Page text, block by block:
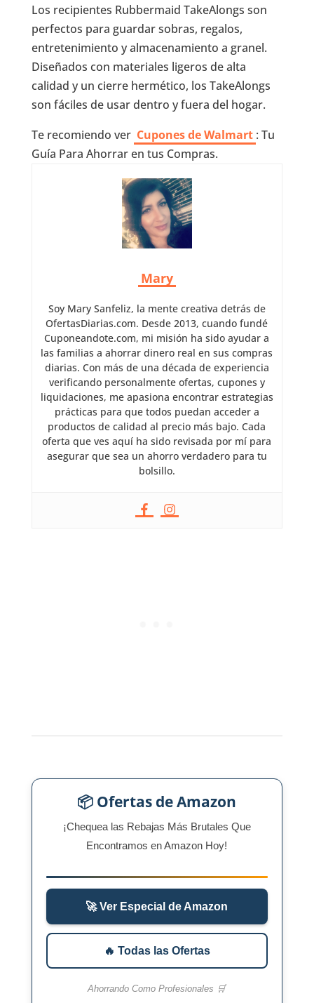
Los recipientes Rubbermaid TakeAlongs son
perfectos para guardar sobras, regalos,
entretenimiento y almacenamiento a granel.
Diseñados con materiales ligeros de alta
calidad y un cierre hermético, los TakeAlongs
son fáciles de usar dentro y fuera del hogar.
Te recomiendo ver Cupones de Walmart : Tu
Guía Para Ahorrar en tus Compras.
Mary
Soy Mary Sanfeliz, la mente creativa detrás de
OfertasDiarias.com. Desde 2013, cuando fundé
Cuponeandote.com, mi misión ha sido ayudar a
las familias a ahorrar dinero real en sus compras
diarias. Con más de una década de experiencia
verificando personalmente ofertas, cupones y
liquidaciones, me apasiona encontrar estrategias
prácticas para que todos puedan acceder a
productos de calidad al precio más bajo. Cada
oferta que ves aquí ha sido revisada por mí para
asegurar que sea un ahorro verdadero para tu
bolsillo.
📦 Ofertas de Amazon
¡Chequea las Rebajas Más Brutales Que
Encontramos en Amazon Hoy!
🚀 Ver Especial de Amazon
🔥 Todas las Ofertas
Ahorrando Como Profesionales 🛒